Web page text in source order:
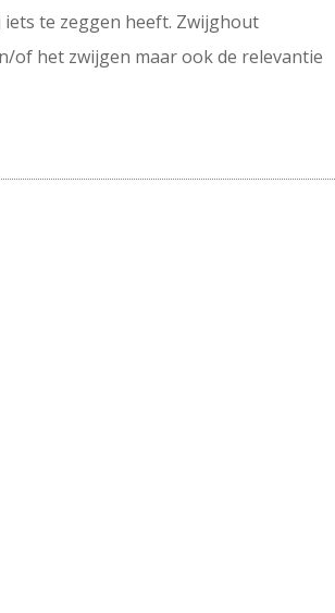
te zeggen heeft. Zwijghout
of het zwijgen maar ook de relevantie